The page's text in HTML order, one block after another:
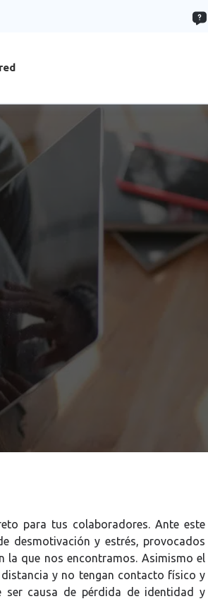
para tus colaboradores.Ante este
desmotivación y estrés, provocados
la que nos encontramos. Asimismo el
y no tengan contacto físico y
ser causa de pérdida de identidad y